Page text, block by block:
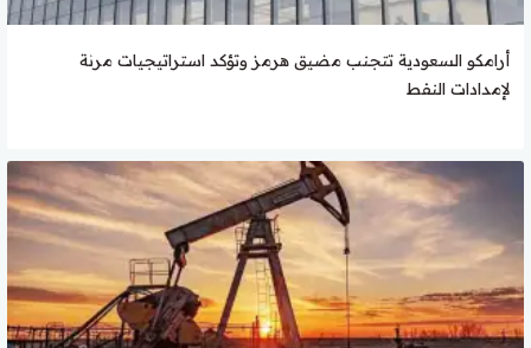
أرامكو السعودية تتجنب مضيق هرمز وتؤكد استراتيجيات مرنة
لإمدادات النفط